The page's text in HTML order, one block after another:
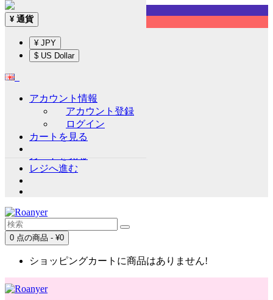
Sign up!
通貨
アカウント情報
アカウント登録
ログイン
ウイッシュリスト (0)
レジへ進む
0 点の商品 - ¥0
ショッピングカートに商品はありません!
¥ 通貨
¥ JPY
$ US Dollar
アカウント情報
アカウント登録
ログイン
カートを見る